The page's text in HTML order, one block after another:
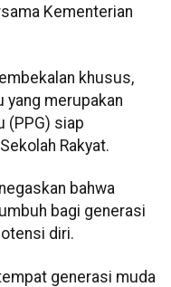
Kementerian
khusus,
yang merupakan
(PPG) siap
Rakyat.
bahwa
bagi generasi
diri.
generasi muda